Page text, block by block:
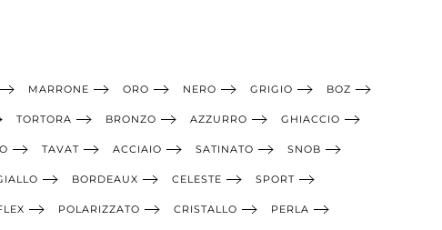
MARRONE ORO NERO GRIGIO BOZ
TORTORA BRONZO AZZURRO GHIACCIO
TAVAT ACCIAIO SATINATO SNOB
BORDEAUX CELESTE SPORT
POLARIZZATO CRISTALLO PERLA